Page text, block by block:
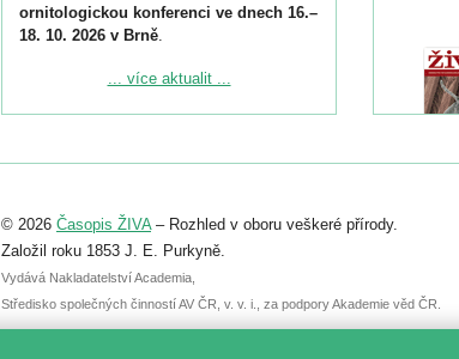
ornitologickou konferenci ve dnech 16.–
18. 10. 2026 v Brně.
Podrobnější informace ke konferenci
Registrovat se můžete do 6. září.
abstraktu přihlášené přednášky nebo
posteru je už 30. června.
... více aktualit ...
© 2026 Časopis ŽIVA– Rozhled v oboru veškeré přírody.
Založil roku 1853 J. E. Purkyně.
Vydává Nakladatelství Academia,
Středisko společných činností AV ČR, v. v. i., za podpory Akademie věd ČR.